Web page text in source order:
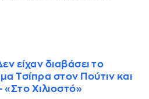
είχαν διαβάσει το
Τσίπρα στον Πούτιν και
«Στο Χιλιοστό»